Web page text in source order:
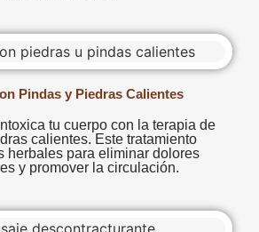
Pindas y Piedras Calientes
tu cuerpo con la terapia de
calientes. Este tratamiento
herbales para eliminar dolores
y promover la circulación.